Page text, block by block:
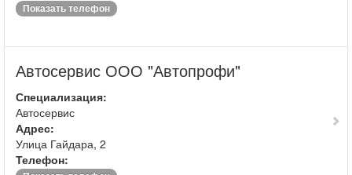
Показать телефон
Автосервис ООО "Автопрофи"
Специализация:
Автосервис
Адрес:
Улица Гайдара, 2
Телефон: